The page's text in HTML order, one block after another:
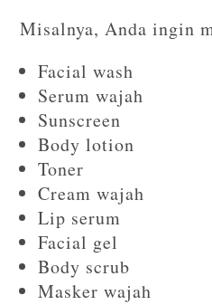
Misalnya, Anda ingin
Facial wash
Serum wajah
Sunscreen
Body lotion
Toner
Cream wajah
Lip serum
Facial gel
Body scrub
Masker wajah